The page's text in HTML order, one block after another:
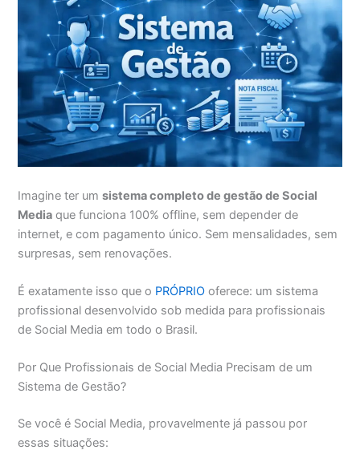
Imagine ter umsistema completo de gestão de Social
Media que funciona 100% offline, sem depender de
internet, e com pagamento único. Sem mensalidades, sem
surpresas, sem renovações.
É exatamente isso que o PRÓPRIO oferece: um sistema
profissional desenvolvido sob medida para profissionais
de Social Media em todo o Brasil.
Por Que Profissionais de Social Media Precisam de um
Sistema de Gestão?
Se você é Social Media, provavelmente já passou por
essas situações: